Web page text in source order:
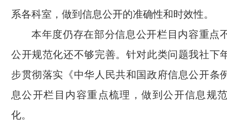
系各科室，做到信息公开的准确性和时效性。
本年度仍存在部分信息公开栏目内容重点
公开规范化还不够完善。针对此类问题我社下
步贯彻落实《中华人民共和国政府信息公开条
息公开栏目内容重点梳理，做到公开信息规
化。